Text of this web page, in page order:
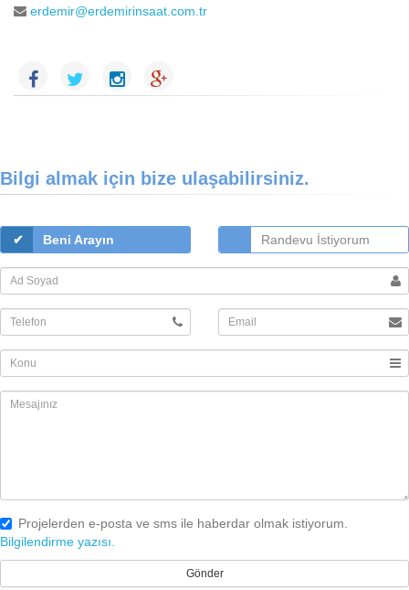
erdemir@erdemirinsaat.com.tr
Bilgi almak için bize ulaşabilirsiniz.
Beni Arayın Randevu İstiyorum
Projelerden e-posta ve sms ile haberdar olmak istiyorum.
Bilgilendirme yazısı.